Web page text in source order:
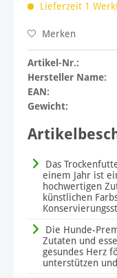
Lieferzeit 1
Merken
Artikel-Nr.:
Hersteller Name:
EAN:
Gewicht:
Das
einem Jahr ist
hochwertigen
künstlichen
Die Hunde-
Zutaten und
gesundes Herz
unterstützen